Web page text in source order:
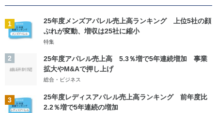
1
25年度メンズアパレル売上高ランキング 上位5社の顔
ぶれが変動、増収は25社に縮小
特集
2
25年度アパレル売上高 5.3％増で5年連続増加 事業
拡大やM&Aで押し上げ
総合・ビジネス
3
25年度レディスアパレル売上高ランキング 前年度比
2.2％増で5年連続の増加